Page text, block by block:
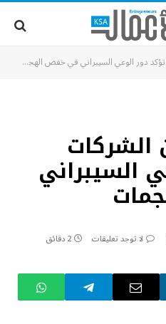
من الشركات
السيبراني
لا توجد تعليقات 2 دقائق